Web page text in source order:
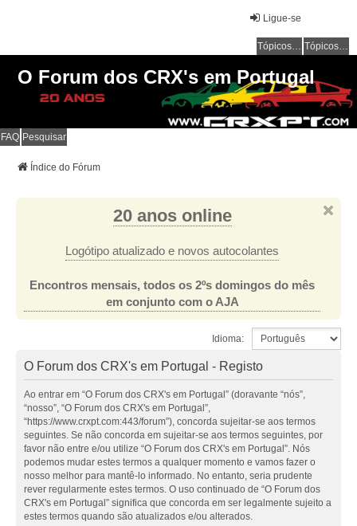
Ligue-se
Tópicos sem resposta Tópicos ativos
O Forum dos CRX's em Portugal
FAQ Pesquisar
Índice do Fórum
20 anos online
Logótipo atualizado e novos autocolantes
Encontros mensais, todos os 2ºs domingos do mês
em conjunto com o AJA
Idioma:
O Forum dos CRX's em Portugal - Registo
Ao entrar em “O Forum dos CRX's em Portugal” (doravante “nós”,
“nosso”, “O Forum dos CRX's em Portugal”,
“https://www.crxpt.com:443/forum”), concorda sujeitar-se aos termos
seguintes. Se não concorda em sujeitar-se aos termos seguintes, por
favor não entre e/ou utilize “O Forum dos CRX's em Portugal”. Nós
podemos mudar estes termos a qualquer momento e vamos fazer o
nosso melhor para mantê-lo informado. No entanto, seria prudente
rever regularmente estes termos. O uso continuado de “O Forum dos
CRX's em Portugal” significa que concorda em ser legalmente sujeito a
estes termos quando são atualizados e/ou alterados.